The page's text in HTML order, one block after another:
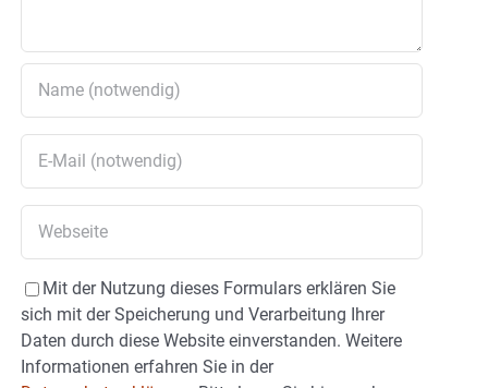
Mit der Nutzung dieses Formulars erklären Sie
sich mit der Speicherung und Verarbeitung Ihrer
Daten durch diese Website einverstanden. Weitere
Informationen erfahren Sie in der